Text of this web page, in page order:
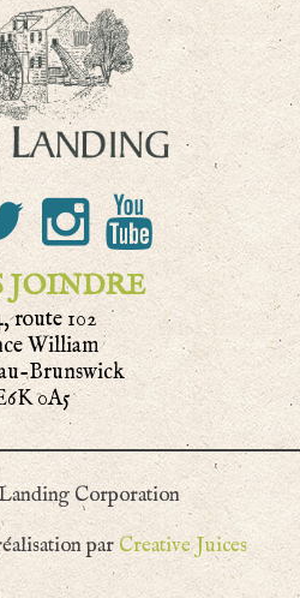
JOINDRE
route 102
William
Brunswick
0A5
Corporation
par Creative Juices